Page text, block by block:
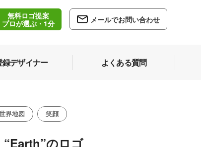
無料ロゴ提案
プロが選ぶ・1分
メールでお問い合わせ
録デザイナー よくある質問
界地図 笑顔
のロゴ